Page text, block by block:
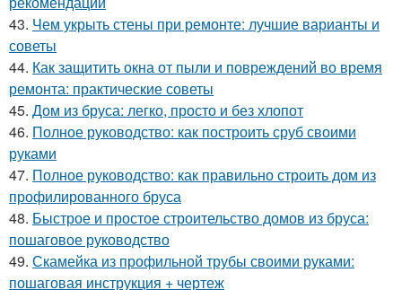
43. Чем укрыть стены при ремонте: лучшие варианты и
советы
44. Как защитить окна от пыли и повреждений во время
ремонта: практические советы
45. Дом из бруса: легко, просто и без хлопот
46. Полное руководство: как построить сруб своими
руками
47. Полное руководство: как правильно строить дом из
профилированного бруса
48. Быстрое и простое строительство домов из бруса:
пошаговое руководство
49. Скамейка из профильной трубы своими руками:
пошаговая инструкция + чертеж